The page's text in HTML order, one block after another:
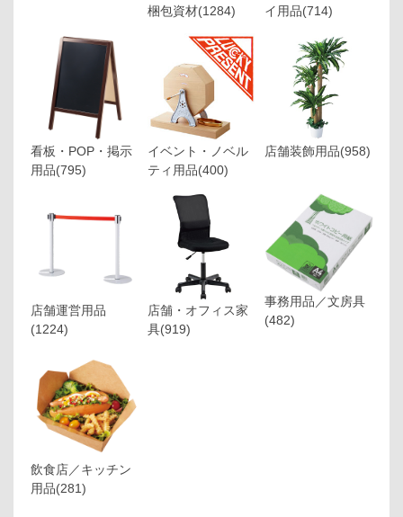
梱包資材(1284)
イ用品(714)
看板・POP・掲示
用品(795)
イベント・ノベル
ティ用品(400)
店舗装飾用品(958)
店舗運営用品
(1224)
店舗・オフィス家
具(919)
事務用品／文房具
(482)
飲食店／キッチン
用品(281)